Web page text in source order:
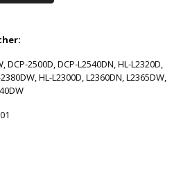
DCP-2500D, DCP-L2540DN, HL-L2320D,
HL-L2300D, L2360DN, L2365DW,